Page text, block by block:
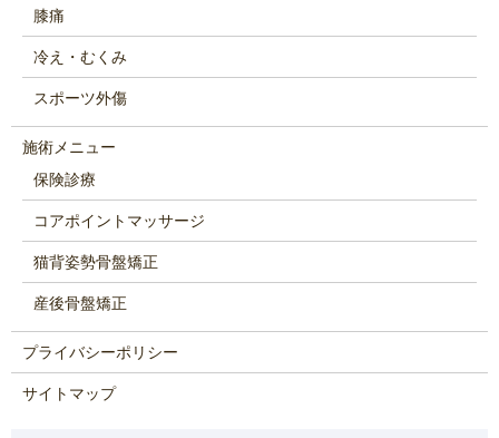
膝痛
冷え・むくみ
スポーツ外傷
施術メニュー
保険診療
コアポイントマッサージ
猫背姿勢骨盤矯正
産後骨盤矯正
プライバシーポリシー
サイトマップ